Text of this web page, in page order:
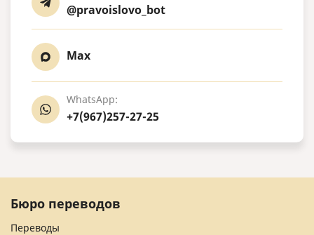
@pravoislovo_bot
Max
WhatsApp:
+7(967)257-27-25
Бюро переводов
Переводы